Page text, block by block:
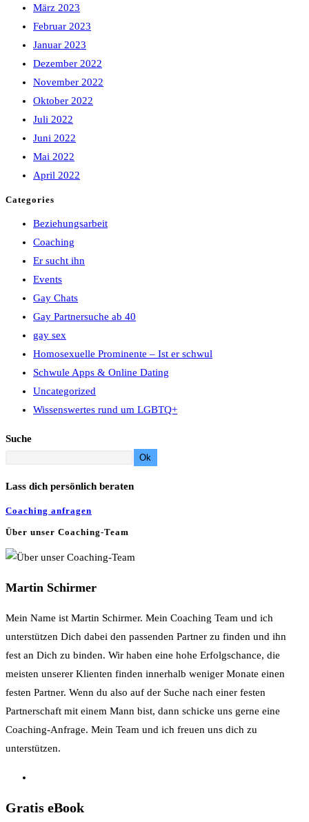
März 2023
Februar 2023
Januar 2023
Dezember 2022
November 2022
Oktober 2022
Juli 2022
Juni 2022
Mai 2022
April 2022
Categories
Beziehungsarbeit
Coaching
Er sucht ihn
Events
Gay Chats
Gay Partnersuche ab 40
gay sex
Homosexuelle Prominente – Ist er schwul
Schwule Apps & Online Dating
Uncategorized
Wissenswertes rund um LGBTQ+
Suche
Ok
Lass dich persönlich beraten
Coaching anfragen
Über unser Coaching-Team
Martin Schirmer
Mein Name ist Martin Schirmer. Mein Coaching Team und ich
unterstützen Dich dabei den passenden Partner zu finden und ihn
fest an Dich zu binden. Wir haben eine hohe Erfolgschance, die
meisten unserer Klienten finden innerhalb weniger Monate einen
festen Partner. Wenn du also auf der Suche nach einer festen
Partnerschaft mit einem Mann bist, dann schicke uns gerne eine
Coaching-Anfrage. Mein Team und ich freuen uns dich zu
unterstützen.
Gratis eBook